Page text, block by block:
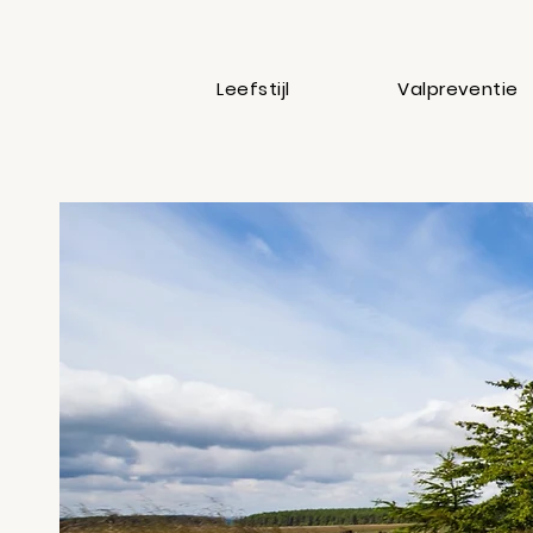
Leefstijl Valpreventie